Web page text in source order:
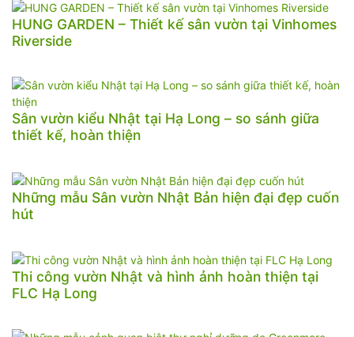
HUNG GARDEN – Thiết kế sân vườn tại Vinhomes
Riverside
Sân vườn kiểu Nhật tại Hạ Long – so sánh giữa
thiết kế, hoàn thiện
Những mẫu Sân vườn Nhật Bản hiện đại đẹp cuốn
hút
Thi công vườn Nhật và hình ảnh hoàn thiện tại
FLC Hạ Long